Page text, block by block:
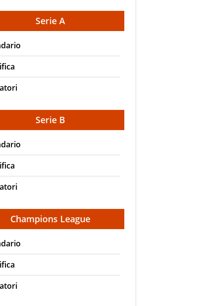
Serie A
Serie B
Champions League